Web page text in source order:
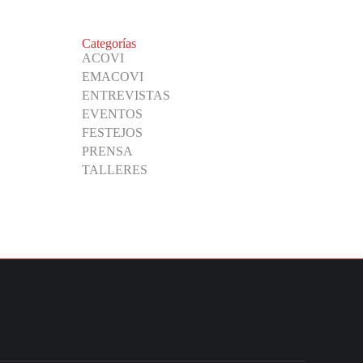
Categorías
ACOVI
EMACOVI
ENTREVISTAS
EVENTOS
FESTEJOS
PRENSA
TALLERES